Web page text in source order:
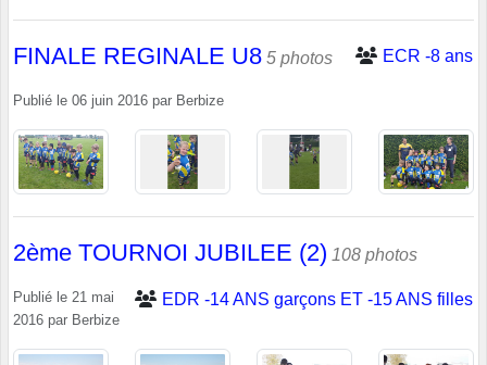
FINALE REGINALE U8 5 photos ECR -8 ans
Publié le 06 juin 2016 par Berbize
2ème TOURNOI JUBILEE (2) 108 photos
EDR -14 ANS garçons ET -15 ANS filles
Publié le 21 mai
2016 par Berbize